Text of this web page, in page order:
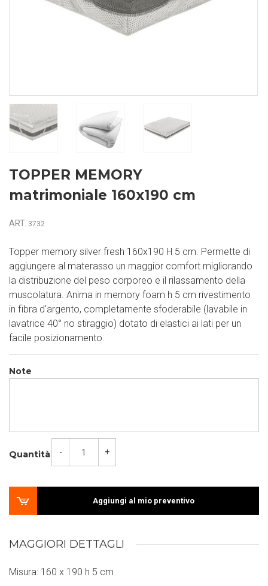
TOPPER MEMORY
matrimoniale 160x190 cm
ART. 3732
Topper memory silver fresh 160x190 H 5 cm. Permette di
aggiungere al materasso un maggior comfort migliorando
la distribuzione del peso corporeo e il rilassamento della
muscolatura. Anima in memory foam h 5 cm rivestimento
in fibra d'argento, completamente sfoderabile (lavabile in
lavatrice 40° no stiraggio) dotato di elastici ai lati per un
facile posizionamento.
Note
Quantità - +
Aggiungi al mio preventivo
MAGGIORI DETTAGLI
Misura: 160 x 190 h 5 cm